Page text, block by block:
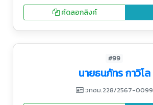
คัดลอกลิงค์
#99
นายธนภัทร กาวิโล
วทชม.228/2567-0099